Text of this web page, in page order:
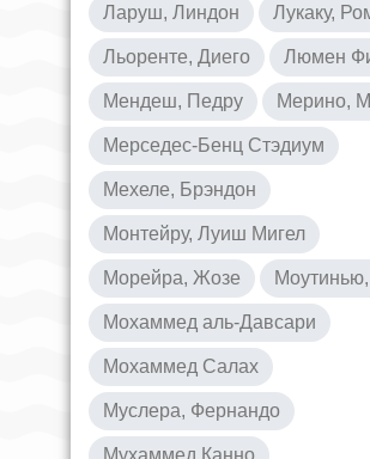
Ларуш, Линдон Лукаку,
Льоренте, Диего Люмен
Мендеш, Педру Мерино,
Мерседес-Бенц Стэдиум
Мехеле, Брэндон
Монтейру, Луиш Мигел
Морейра, Жозе
Мохаммед аль-Давсари
Мохаммед Салах
Муслера, Фернандо
Мухаммед Канно